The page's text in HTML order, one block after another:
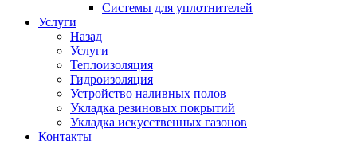
Системы для уплотнителей
Услуги
Назад
Услуги
Теплоизоляция
Гидроизоляция
Устройство наливных полов
Укладка резиновых покрытий
Укладка искусственных газонов
Контакты